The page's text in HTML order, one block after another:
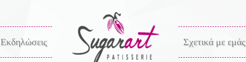
Εκδηλώσεις Σχετικά με εμάς